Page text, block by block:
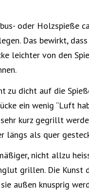
oder Holzspieße
Das bewirkt,
leichter von den
zu dicht auf die
ein wenig “Luft
kurz gegrillt
längs als quer
nicht allzu
grillen. Die Kunst
außen knusprig